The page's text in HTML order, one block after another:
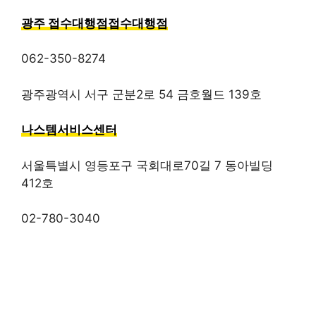
광주 접수대행점접수대행점
062-350-8274
광주광역시 서구 군분2로 54 금호월드 139호
나스템서비스센터
서울특별시 영등포구 국회대로70길 7 동아빌딩
412호
02-780-3040